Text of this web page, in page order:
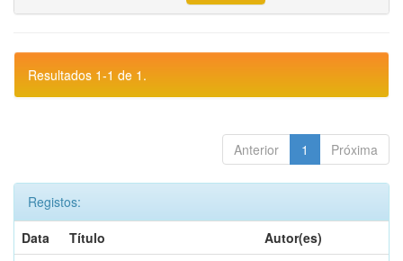
Resultados 1-1 de 1.
Anterior 1 Próxima
Registos:
Data
Título
Autor(es)